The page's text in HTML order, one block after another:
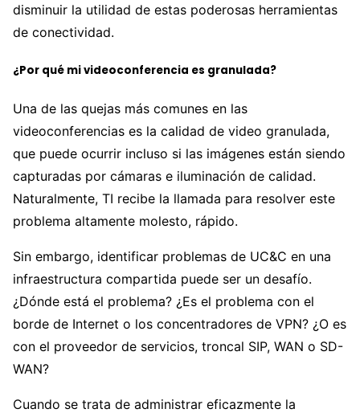
disminuir la utilidad de estas poderosas herramientas
de conectividad.
¿Por qué mi videoconferencia es granulada?
Una de las quejas más comunes en las
videoconferencias es la calidad de video granulada,
que puede ocurrir incluso si las imágenes están siendo
capturadas por cámaras e iluminación de calidad.
Naturalmente, TI recibe la llamada para resolver este
problema altamente molesto, rápido.
Sin embargo, identificar problemas de UC&C en una
infraestructura compartida puede ser un desafío.
¿Dónde está el problema? ¿Es el problema con el
borde de Internet o los concentradores de VPN? ¿O es
con el proveedor de servicios, troncal SIP, WAN o SD-
WAN?
Cuando se trata de administrar eficazmente la